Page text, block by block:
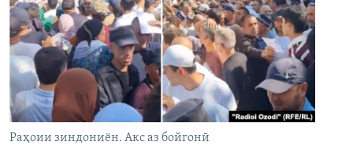
Раҳоии зиндониён. Акс аз бойгонӣ